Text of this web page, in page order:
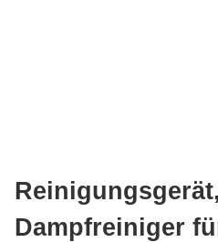
Dampfreiniger